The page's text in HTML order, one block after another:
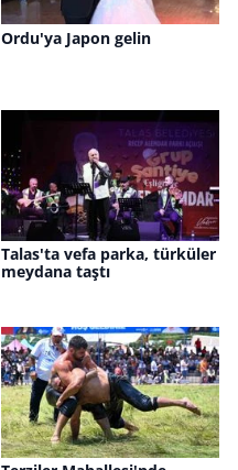
Ordu'ya Japon gelin
Talas'ta vefa parka, türküler
meydana taştı